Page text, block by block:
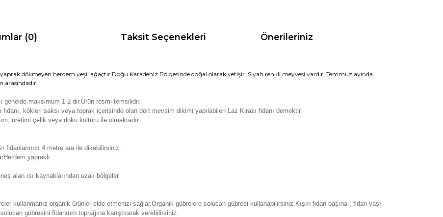
(0) Taksit Seçenekleri Önerileriniz
dökmeyen herdem yeşil ağaçtır.Doğu Karadeniz Bölgesinde doğal olarak yetişir. Siyah renkli meyvesi vardır. Temmuz ayında
genelde maksimum 1-2 dir.Ürün resmi temsilidir.
fidanı, kökleri saksı veya toprak içerisinde olan dört mevsim dikimi yapılabilen Laz Kirazı fidanı demektir.
üretimi çelik veya doku kültürü ile olmaktadır.
fidanlarınızı 4 metre ara ile dikebilirsiniz.
Herdem yapraklı
alan ısı kaynaklarından uzak bölgeler
kullanmanız organik ürünler elde etmenizi sağlar.Organik gübrelere solucan gübresi kullanabilirsiniz.Kışın fidan başına , fidan yaşı
gübresini fidanının toprağına karıştırarak verebilirsiniz.